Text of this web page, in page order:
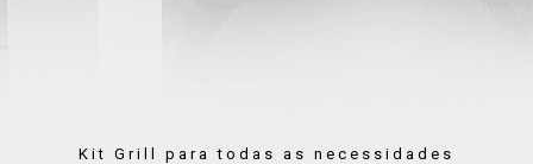
Kit Grill para todas as necessidades